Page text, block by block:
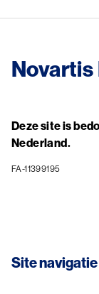
Novartis
Deze site is
Nederland.
FA-11399195
Site navigatie